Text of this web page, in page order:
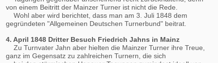
von einem Beitritt der Mainzer Turner ist nicht die Rede.
Wohl aber wird berichtet, dass man am 3. Juli 1848 dem
gegründeten "Allgemeinen Deutschen Turnerbund" beitrat.
4. April 1848 Dritter Besuch Friedrich Jahns in Mainz
Zu Turnvater Jahn aber hielten die Mainzer Turner ihre Treue,
ganz im Gegensatz zu zahlreichen Turnern, die sich